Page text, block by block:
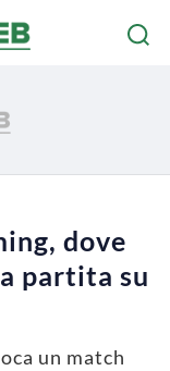
dove
partita su
un match